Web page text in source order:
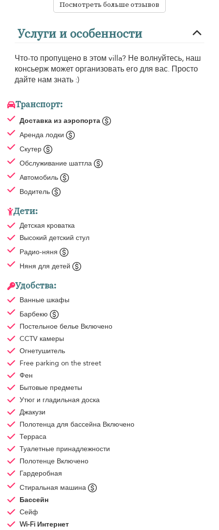
Посмотреть больше отзывов
Услуги и особенности
Что-то пропущено в этом villa? Не волнуйтесь, наш
консьерж может организовать его для вас. Просто
дайте нам знать :)
Транспорт:
Доставка из аэропорта
Аренда лодки
Скутер
Обслуживание шаттла
Автомобиль
Водитель
Дети:
Детская кроватка
Высокий детский стул
Радио-няня
Няня для детей
Удобства:
Ванные шкафы
Барбекю
Постельное белье Включено
CCTV камеры
Огнетушитель
Free parking on the street
Фен
Бытовые предметы
Утюг и гладильная доска
Джакузи
Полотенца для бассейна Включено
Терраса
Туалетные принадлежности
Полотенце Включено
Гардеробная
Стиральная машина
Бассейн
Сейф
Wi-Fi Интернет